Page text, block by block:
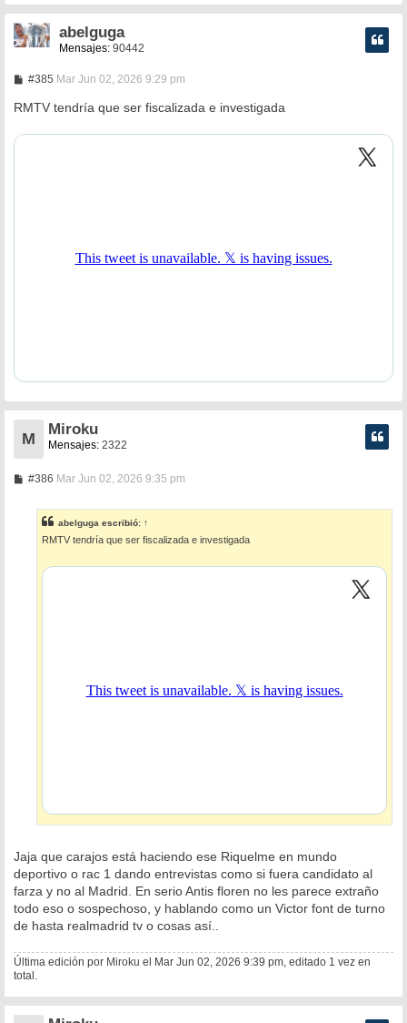
abelguga
Mensajes: 90442
#385M
n
Mar Jun 02, 2026 9:29 pm
RMTV tendría que ser fiscalizada e investigada
M
Miroku
Mensajes: 2322
#386M
s
a
j
Mar Jun 02, 2026 9:35 pm
abelguga escribió: ↑
RMTV tendría que ser fiscalizada e investigada
Jaja que carajos está haciendo ese Riquelme en mundo
deportivo o rac 1 dando entrevistas como si fuera candidato al
farza y no al Madrid. En serio Antis floren no les parece extraño
todo eso o sospechoso, y hablando como un Victor font de turno
de hasta realmadrid tv o cosas así..
Última edición por Miroku el Mar Jun 02, 2026 9:39 pm, editado 1 vez en
total.